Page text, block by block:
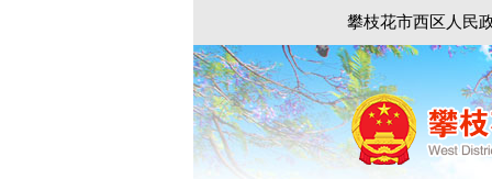
攀枝花市西区人民